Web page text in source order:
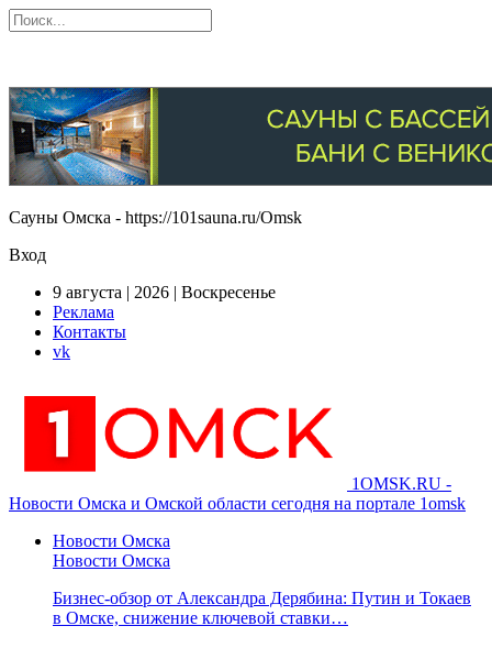
Сауны Омска - https://101sauna.ru/Omsk
Вход
9 августа | 2026 | Воскресенье
Реклама
Контакты
vk
1OMSK.RU -
Новости Омска и Омской области сегодня на портале 1omsk
Новости Омска
Новости Омска
Бизнес-обзор от Александра Дерябина: Путин и Токаев
в Омске, снижение ключевой ставки…